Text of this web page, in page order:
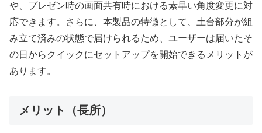
や、プレゼン時の画面共有時における素早い角度変更に対
応できます。さらに、本製品の特徴として、土台部分が組
み立て済みの状態で届けられるため、ユーザーは届いたそ
の日からクイックにセットアップを開始できるメリットが
あります。
メリット（長所）